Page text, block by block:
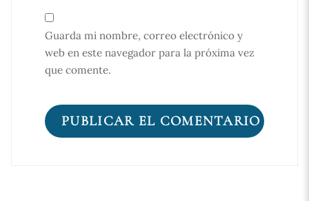
Guarda mi nombre, correo electrónico y
web en este navegador para la próxima vez
que comente.